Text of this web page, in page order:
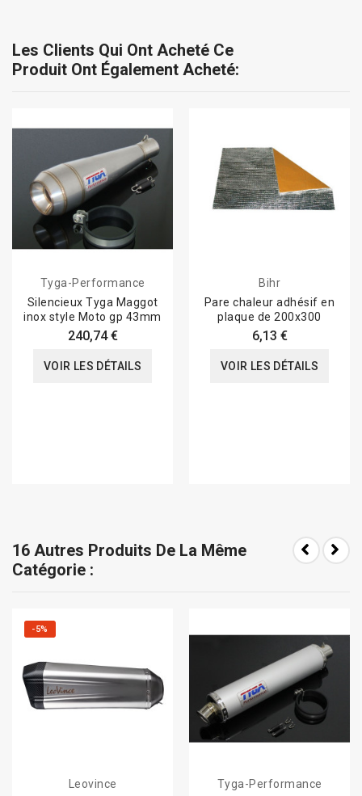
Les Clients Qui Ont Acheté Ce
Produit Ont Également Acheté:
Tyga-Performance
Silencieux Tyga Maggot
inox style Moto gp 43mm
240,74 €
VOIR LES DÉTAILS
Bihr
Pare chaleur adhésif en
plaque de 200x300
6,13 €
VOIR LES DÉTAILS
16 Autres Produits De La Même
Catégorie :
-5%
Leovince
Tyga-Performance